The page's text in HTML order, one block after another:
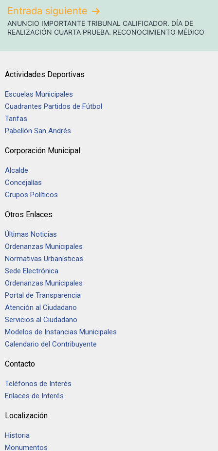
Entrada siguiente
ANUNCIO IMPORTANTE TRIBUNAL CALIFICADOR. DÍA DE
REALIZACIÓN CUARTA PRUEBA. RECONOCIMIENTO MÉDICO
Actividades Deportivas
Escuelas Municipales
Cuadrantes Partidos de Fútbol
Tarifas
Pabellón San Andrés
Corporación Municipal
Alcalde
Concejalías
Grupos Políticos
Otros Enlaces
Últimas Noticias
Ordenanzas Municipales
Normativas Urbanísticas
Sede Electrónica
Ordenanzas Municipales
Portal de Transparencia
Atención al Ciudadano
Servicios al Ciudadano
Modelos de Instancias Municipales
Calendario del Contribuyente
Contacto
Teléfonos de Interés
Enlaces de Interés
Localización
Historia
Monumentos